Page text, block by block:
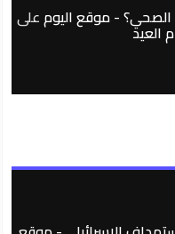
الصحي؟ - موقع اليومعلى
العيد